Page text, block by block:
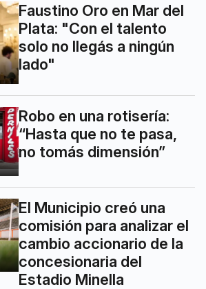
Faustino Oro en Mar del
Plata: "Con el talento
solo no llegás a ningún
lado"
Robo en una rotisería:
“Hasta que no te pasa,
no tomás dimensión”
El Municipio creó una
comisión para analizar el
cambio accionario de la
concesionaria del
Estadio Minella